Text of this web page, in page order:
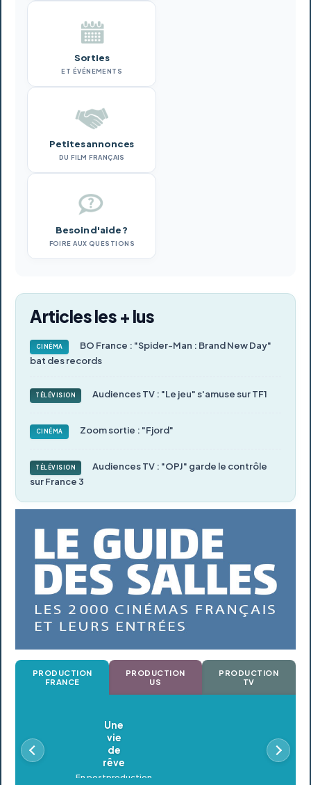
Sorties
ET ÉVÉNEMENTS
Petites annonces
DU FILM FRANÇAIS
Besoin d'aide ?
FOIRE AUX QUESTIONS
Articles les + lus
CINÉMA
BO France : "Spider-Man : Brand New Day"
bat des records
TÉLÉVISION Audiences TV : "Le jeu" s'amuse sur TF1
CINÉMA Zoom sortie : "Fjord"
TÉLÉVISION
Audiences TV : "OPJ" garde le contrôle
sur France 3
PRODUCTION
FRANCE
PRODUCTION
US
PRODUCTION
TV
Oldeupe
En postproduction